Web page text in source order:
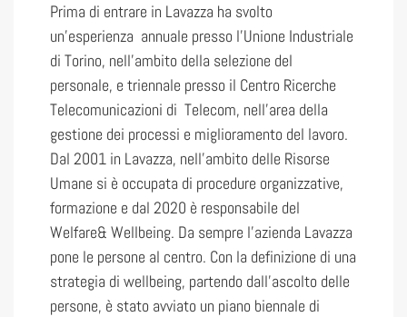
Prima di entrare in Lavazza ha svolto
un’esperienza annuale presso l’Unione Industriale
di Torino, nell’ambito della selezione del
personale, e triennale presso il Centro Ricerche
Telecomunicazioni di Telecom, nell’area della
gestione dei processi e miglioramento del lavoro.
Dal 2001 in Lavazza, nell’ambito delle Risorse
Umane si è occupata di procedure organizzative,
formazione e dal 2020 è responsabile del
Welfare& Wellbeing. Da sempre l’azienda Lavazza
pone le persone al centro. Con la definizione di una
strategia di wellbeing, partendo dall’ascolto delle
persone, è stato avviato un piano biennale di